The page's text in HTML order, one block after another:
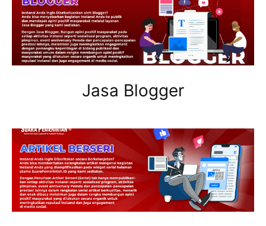
Jasa Blogger